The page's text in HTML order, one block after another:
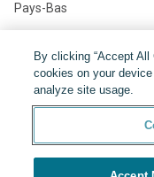
Pays-Bas
Partager:
By clicking “Accept
cookies on your
analyze site usage.